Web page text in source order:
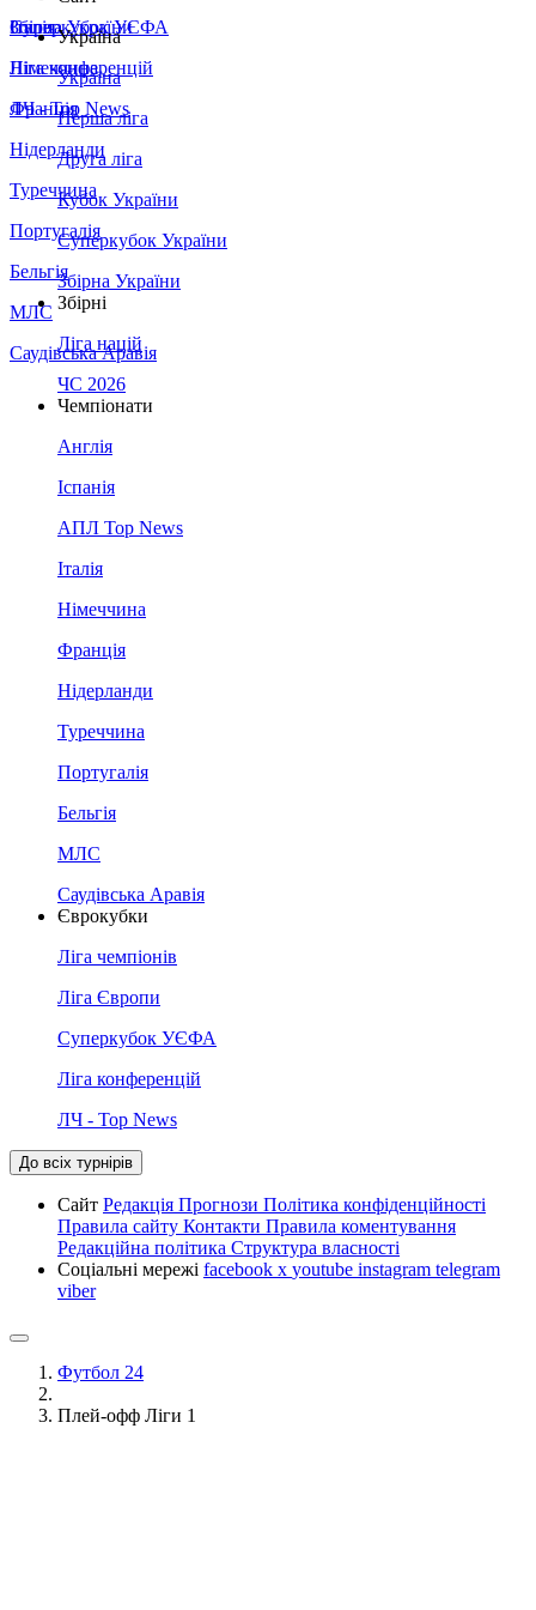
Збірна України
Італія
Німеччина
Франція
Нідерланди
Туреччина
Португалія
Бельгія
МЛС
Саудівська Аравія
Суперкубок УЄФА
Ліга конференцій
ЛЧ - Top News
Україна
Україна
Перша ліга
Друга ліга
Кубок України
Суперкубок України
Збірна України
Збірні
Ліга націй
ЧС 2026
Чемпіонати
Англія
Іспанія
АПЛ Top News
Італія
Німеччина
Франція
Нідерланди
Туреччина
Португалія
Бельгія
МЛС
Саудівська Аравія
Єврокубки
Ліга чемпіонів
Ліга Європи
Суперкубок УЄФА
Ліга конференцій
ЛЧ - Top News
До всіх турнірів
Сайт Редакція Прогнози Політика конфіденційності
Правила сайту Контакти Правила коментування
Редакційна політика Структура власності
Соціальні мережі facebook x youtube instagram telegram
viber
Футбол 24
Плей-офф Ліги 1